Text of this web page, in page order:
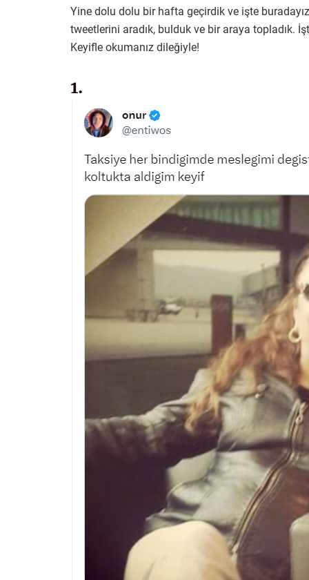
Yine dolu dolu bir hafta geçirdik ve işte
tweetlerini aradık, bulduk ve bir araya topladık.
Keyifle okumanız dileğiyle!
1.